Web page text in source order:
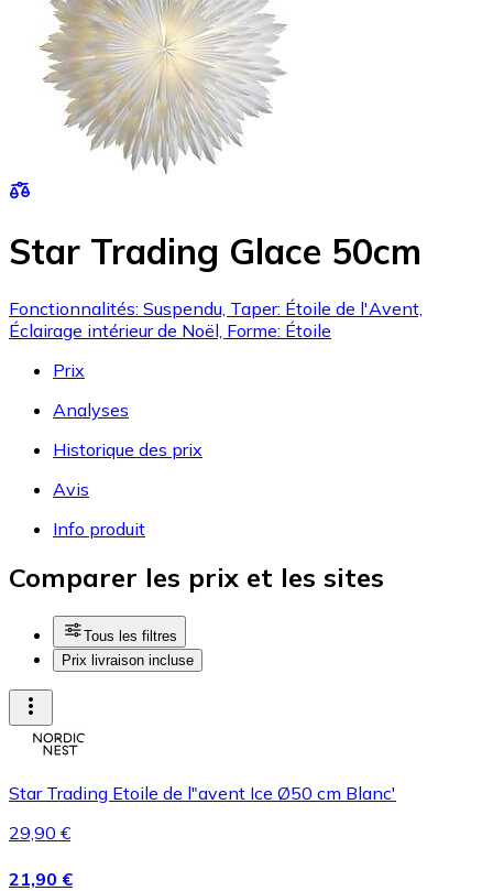
Star Trading Glace 50cm
Fonctionnalités: Suspendu, Taper: Étoile de l'Avent,
Éclairage intérieur de Noël, Forme: Étoile
Prix
Analyses
Historique des prix
Avis
Info produit
Comparer les prix et les sites
Tous les filtres
Prix livraison incluse
Star Trading Etoile de l"avent Ice Ø50 cm Blanc'
29,90 €
21,90 €